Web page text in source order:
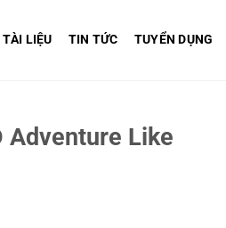
TÀI LIỆU TIN TỨC TUYỂN DỤNG
Adventure Like